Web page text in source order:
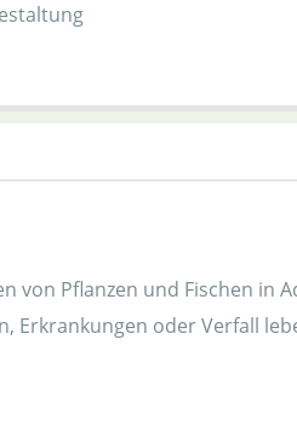
von Pflanzen und Fischen in
Erkrankungen oder Verfall